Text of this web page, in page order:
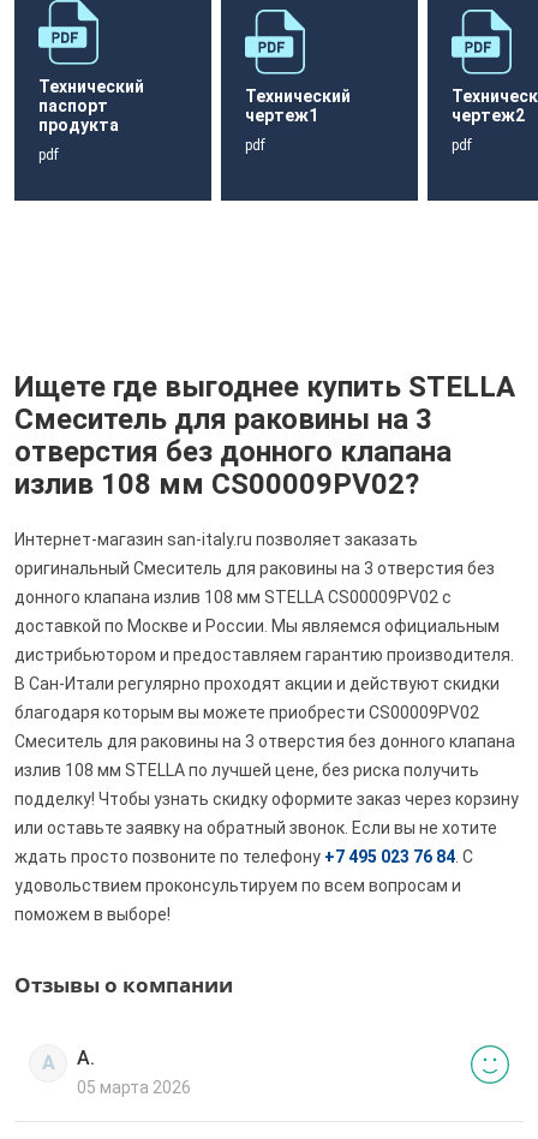
Технический
паспорт
продукта
pdf
Технический
чертеж1
pdf
чертеж2
pdf
Ищете где выгоднее купить STELLA
Смеситель для раковины на 3
отверстия без донного клапана
излив 108 мм CS00009PV02?
Интернет-магазин san-italy.ru позволяет заказать
оригинальный Смеситель для раковины на 3 отверстия без
донного клапана излив 108 мм STELLA CS00009PV02 с
доставкой по Москве и России. Мы являемся официальным
дистрибьютором и предоставляем гарантию производителя.
В Сан-Итали регулярно проходят акции и действуют скидки
благодаря которым вы можете приобрести CS00009PV02
Смеситель для раковины на 3 отверстия без донного клапана
излив 108 мм STELLA по лучшей цене, без риска получить
подделку! Чтобы узнать скидку оформите заказ через корзину
или оставьте заявку на обратный звонок. Если вы не хотите
ждать просто позвоните по телефону +7 495 023 76 84 . С
удовольствием проконсультируем по всем вопросам и
поможем в выборе!
Отзывы о компании
А А.
05 марта 2026